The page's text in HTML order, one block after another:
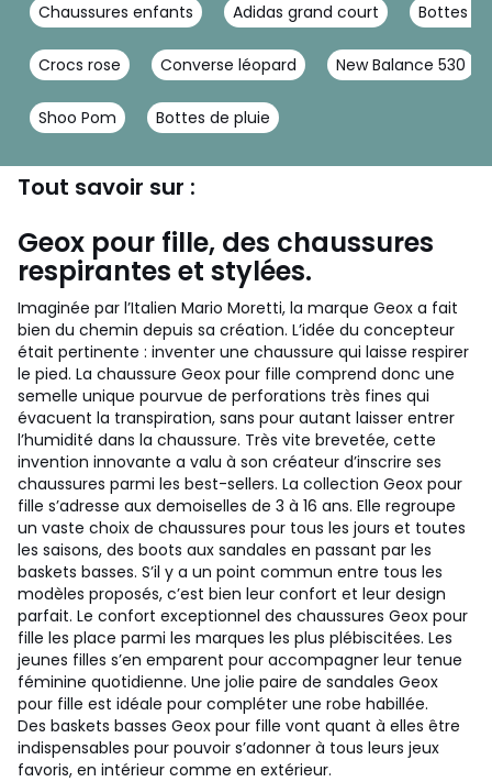
Chaussures enfants Adidas grand court Bottes
Crocs rose Converse léopard New Balance 530
Shoo Pom Bottes de pluie
Tout savoir sur :
Geox pour fille, des chaussures
respirantes et stylées.
Imaginée par l’Italien Mario Moretti, la marque Geox a fait
bien du chemin depuis sa création. L’idée du concepteur
était pertinente : inventer une chaussure qui laisse respirer
le pied. La chaussure Geox pour fille comprend donc une
semelle unique pourvue de perforations très fines qui
évacuent la transpiration, sans pour autant laisser entrer
l’humidité dans la chaussure. Très vite brevetée, cette
invention innovante a valu à son créateur d’inscrire ses
chaussures parmi les best-sellers. La collection Geox pour
fille s’adresse aux demoiselles de 3 à 16 ans. Elle regroupe
un vaste choix de chaussures pour tous les jours et toutes
les saisons, des boots aux sandales en passant par les
baskets basses. S’il y a un point commun entre tous les
modèles proposés, c’est bien leur confort et leur design
parfait. Le confort exceptionnel des chaussures Geox pour
fille les place parmi les marques les plus plébiscitées. Les
jeunes filles s’en emparent pour accompagner leur tenue
féminine quotidienne. Une jolie paire de sandales Geox
pour fille est idéale pour compléter une robe habillée.
Des baskets basses Geox pour fille vont quant à elles être
indispensables pour pouvoir s’adonner à tous leurs jeux
favoris, en intérieur comme en extérieur.